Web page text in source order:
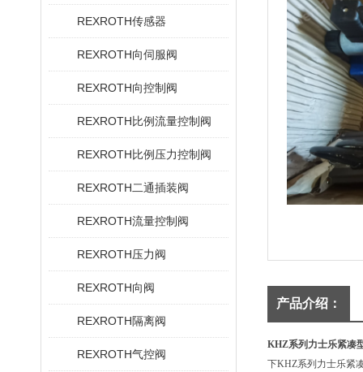
REXROTH传感器
REXROTH向伺服阀
REXROTH向控制阀
REXROTH比例流量控制阀
REXROTH比例压力控制阀
REXROTH二通插装阀
REXROTH流量控制阀
REXROTH压力阀
REXROTH向阀
REXROTH隔离阀
REXROTH气控阀
产品介绍：
KHZ系列力士乐紧凑
下KHZ系列力士乐紧